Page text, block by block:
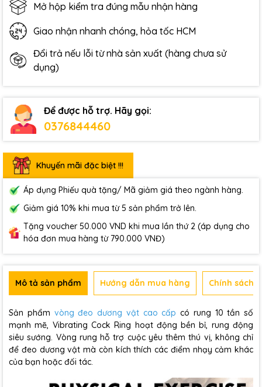
Mở hộp kiểm tra đúng mẫu nhận hàng
Giao nhận nhanh chóng, hỏa tốc HCM
Đổi trả nếu lỗi từ nhà sản xuất (hàng chưa sử
dụng)
Để được hỗ trợ. Hãy gọi:
0376844460
Khuyến mãi đặc biệt !!!
Áp dụng Phiếu quà tặng/ Mã giảm giá theo ngành hàng.
Giảm giá 10% khi mua từ 5 sản phẩm trở lên.
Tặng voucher 50.000 VND khi mua lần thứ 2 (áp dụng cho
hóa đơn mua hàng từ 790.000 VNĐ)
Mô tả sản phẩm Hướng dẫn mua hàng Chính sách
Sản phẩm vòng đeo dương vật cao cấp có rung 10 tần số
mạnh mẽ, Vibrating Cock Ring hoạt động bền bỉ, rung động
siêu sướng. Vòng rung hỗ trợ cuộc yêu thêm thú vị, không chỉ
để đeo dương vật mà còn kích thích các điểm nhạy cảm khác
của bạn hoặc đối tác.